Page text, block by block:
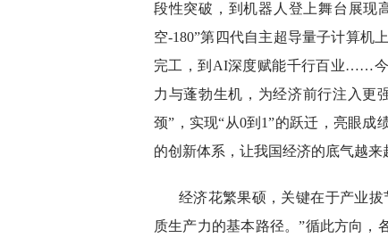
段性突破，到机器人登上舞台展现
空-180”第四代自主超导量子计算机
完工，到AI深度赋能千行百业……
力与蓬勃生机，为经济前行注入更
颈”，实现“从0到1”的跃迁，亮眼
的创新体系，让我国经济的底气越来
经济花繁果硕，关键在于产业
质生产力的基本路径。”循此方向，